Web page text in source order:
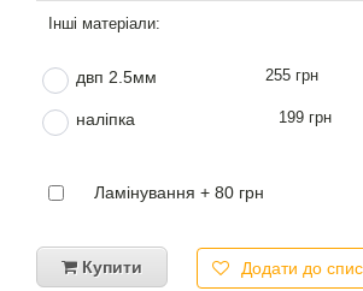
двп 2.5мм 255 грн
наліпка 199 грн
Ламінування + 80 грн
Купити Додати до